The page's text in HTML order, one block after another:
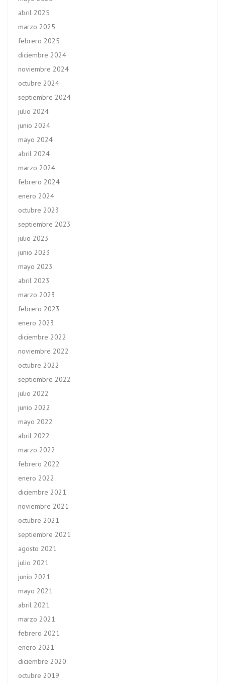
abril 2025
marzo 2025
febrero 2025
diciembre 2024
noviembre 2024
octubre 2024
septiembre 2024
julio 2024
junio 2024
mayo 2024
abril 2024
marzo 2024
febrero 2024
enero 2024
octubre 2023
septiembre 2023
julio 2023
junio 2023
mayo 2023
abril 2023
marzo 2023
febrero 2023
enero 2023
diciembre 2022
noviembre 2022
octubre 2022
septiembre 2022
julio 2022
junio 2022
mayo 2022
abril 2022
marzo 2022
febrero 2022
enero 2022
diciembre 2021
noviembre 2021
octubre 2021
septiembre 2021
agosto 2021
julio 2021
junio 2021
mayo 2021
abril 2021
marzo 2021
febrero 2021
enero 2021
diciembre 2020
octubre 2019